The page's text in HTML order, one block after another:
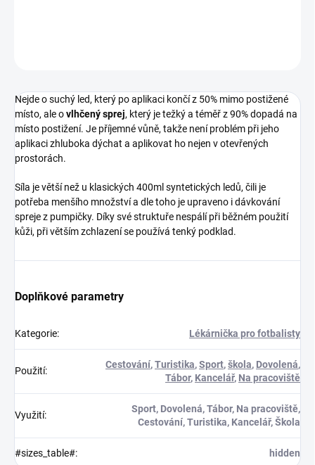
Nejde o suchý led, který po aplikaci končí z 50% mimo postižené
místo, ale ovlhčený sprej, který je težký a téměř z 90% dopadá na
místo postižení. Je příjemné vůně, takže není problém při jeho
aplikaci zhluboka dýchat a aplikovat ho nejen v otevřených
prostorách.
Síla je větší než u klasických 400ml syntetických ledů, čili je
potřeba menšího množství a dle toho je upraveno i dávkování
spreje z pumpičky. Díky své struktuře nespálí při běžném použití
kůži, při větším zchlazení se používá tenký podklad.
Doplňkové parametry
Kategorie: Lékárnička pro fotbalisty
Použití:
Cestování,Turistika,Sport,škola, Dovolená,
Tábor, Kancelář, Na pracoviště
Využití:
Sport, Dovolená, Tábor, Na pracoviště,
Cestování, Turistika, Kancelář, Škola
#sizes_table#: hidden